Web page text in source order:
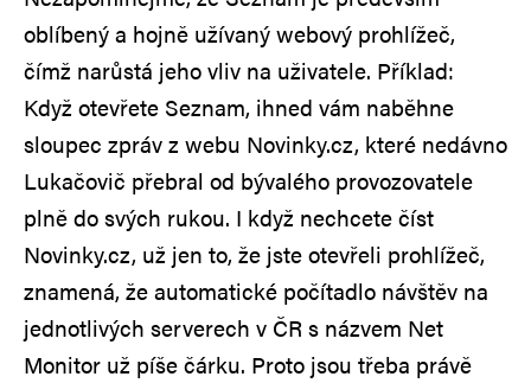
oblíbený a hojně užívaný webový prohlížeč,
čímž narůstá jeho vliv na uživatele. Příklad:
Když otevřete Seznam, ihned vám naběhne
sloupec zpráv z webu Novinky.cz, které nedávno
Lukačovič přebral od bývalého provozovatele
plně do svých rukou. I když nechcete číst
Novinky.cz, už jen to, že jste otevřeli prohlížeč,
znamená, že automatické počítadlo návštěv na
jednotlivých serverech v ČR s názvem Net
Monitor už píše čárku. Proto jsou třeba právě